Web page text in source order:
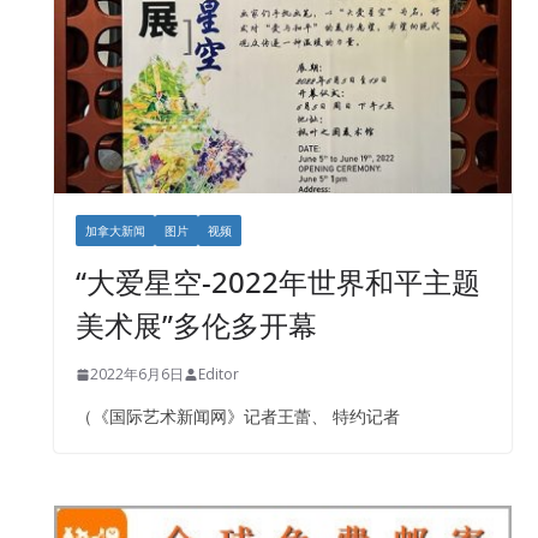
加拿大新闻 图片 视频
“大爱星空-2022年世界和平主题
美术展”多伦多开幕
2022年6月6日 Editor
（《国际艺术新闻网》记者王蕾、 特约记者